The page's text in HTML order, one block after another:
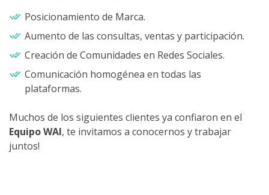
Posicionamiento de Marca.
Aumento de las consultas, ventas y participación.
Creación de Comunidades en Redes Sociales.
Comunicación homogénea en todas las
plataformas.
Muchos de los siguientes clientes ya confiaron en el
Equipo WAI, te invitamos a conocernos y trabajar
juntos!